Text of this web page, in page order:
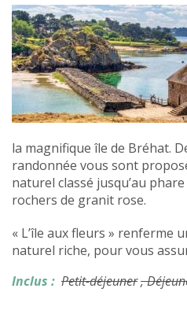
la magnifique île de Bréhat.
randonnée vous sont
naturel classé jusqu’au
rochers de granit rose.
« L’île aux fleurs » renferme
naturel riche, pour vous
Inclus : Petit-déjeuner,